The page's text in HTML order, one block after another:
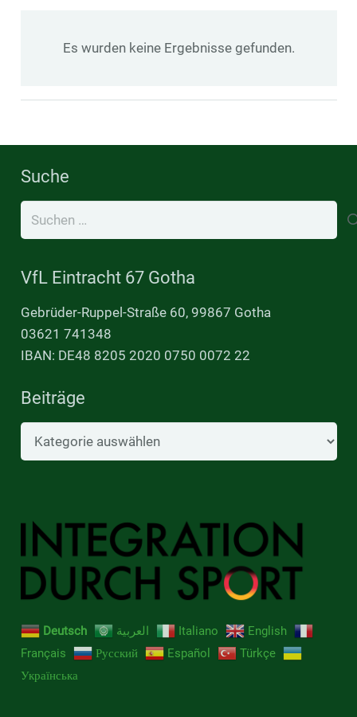
Es wurden keine Ergebnisse gefunden.
Suche
Suchen
nach:
VfL Eintracht 67 Gotha
Gebrüder-Ruppel-Straße 60, 99867 Gotha
03621 741348
IBAN: DE48 8205 2020 0750 0072 22
Beiträge
Deutsch العربية Italiano
English
Français
Русский Español
Türkçe
Українська